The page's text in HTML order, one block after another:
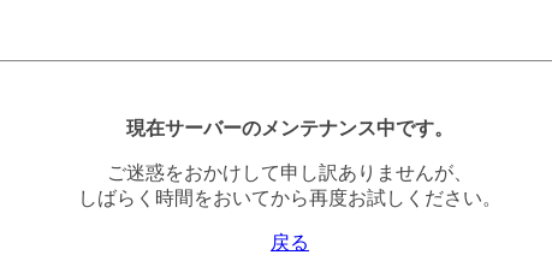
現在サーバーのメンテナンス中です。
ご迷惑をおかけして申し訳ありませんが、
しばらく時間をおいてから再度お試しください。
戻る